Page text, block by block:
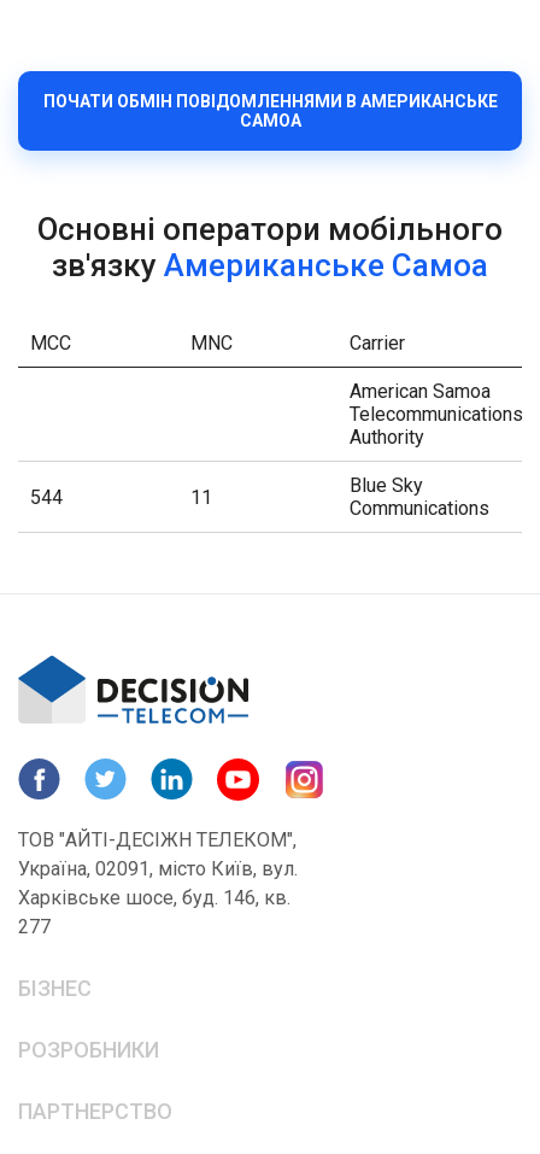
ПОЧАТИ ОБМІН ПОВІДОМЛЕННЯМИ В АМЕРИКАНСЬКЕ
САМОА
Основні оператори мобільного
зв'язку Американське Самоа
MCC MNC Carrier
American Samoa
Telecommunications
Authority
544 11
Blue Sky
Communications
ТОВ "АЙТІ-ДЕСІЖН ТЕЛЕКОМ",
Україна, 02091, місто Київ, вул.
Харківське шосе, буд. 146, кв.
277
БІЗНЕС
РОЗРОБНИКИ
ПАРТНЕРСТВО